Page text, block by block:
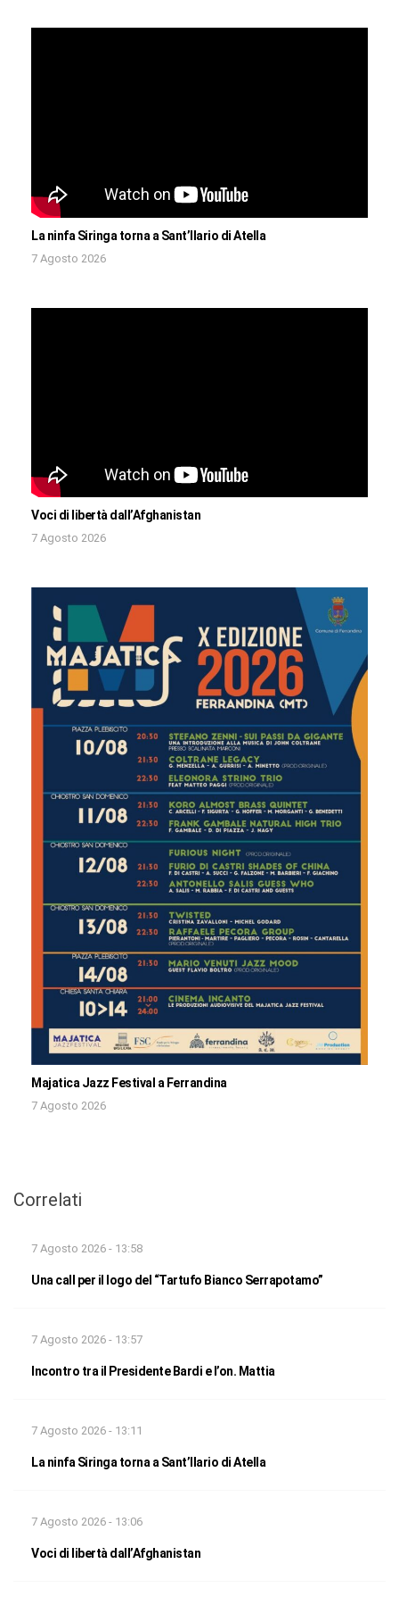
La ninfa Siringa torna a Sant’Ilario di Atella
7 Agosto 2026
Voci di libertà dall’Afghanistan
7 Agosto 2026
Majatica Jazz Festival a Ferrandina
7 Agosto 2026
Correlati
7 Agosto 2026 - 13:58
Una call per il logo del “Tartufo Bianco Serrapotamo”
7 Agosto 2026 - 13:57
Incontro tra il Presidente Bardi e l’on. Mattia
7 Agosto 2026 - 13:11
La ninfa Siringa torna a Sant’Ilario di Atella
7 Agosto 2026 - 13:06
Voci di libertà dall’Afghanistan